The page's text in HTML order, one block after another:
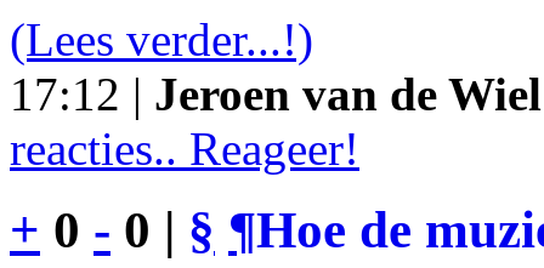
(Lees verder...!)
17:12 | Jeroen van de Wiel
reacties.. Reageer!
+ 0 - 0 | § ¶Hoe de